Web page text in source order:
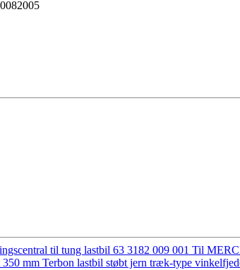
til tung lastbil 63 3182 009 001 Til
mm Terbon lastbil støbt jern træk-type